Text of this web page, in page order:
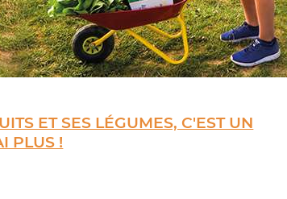
ET SES LÉGUMES, C'EST UN
PLUS !